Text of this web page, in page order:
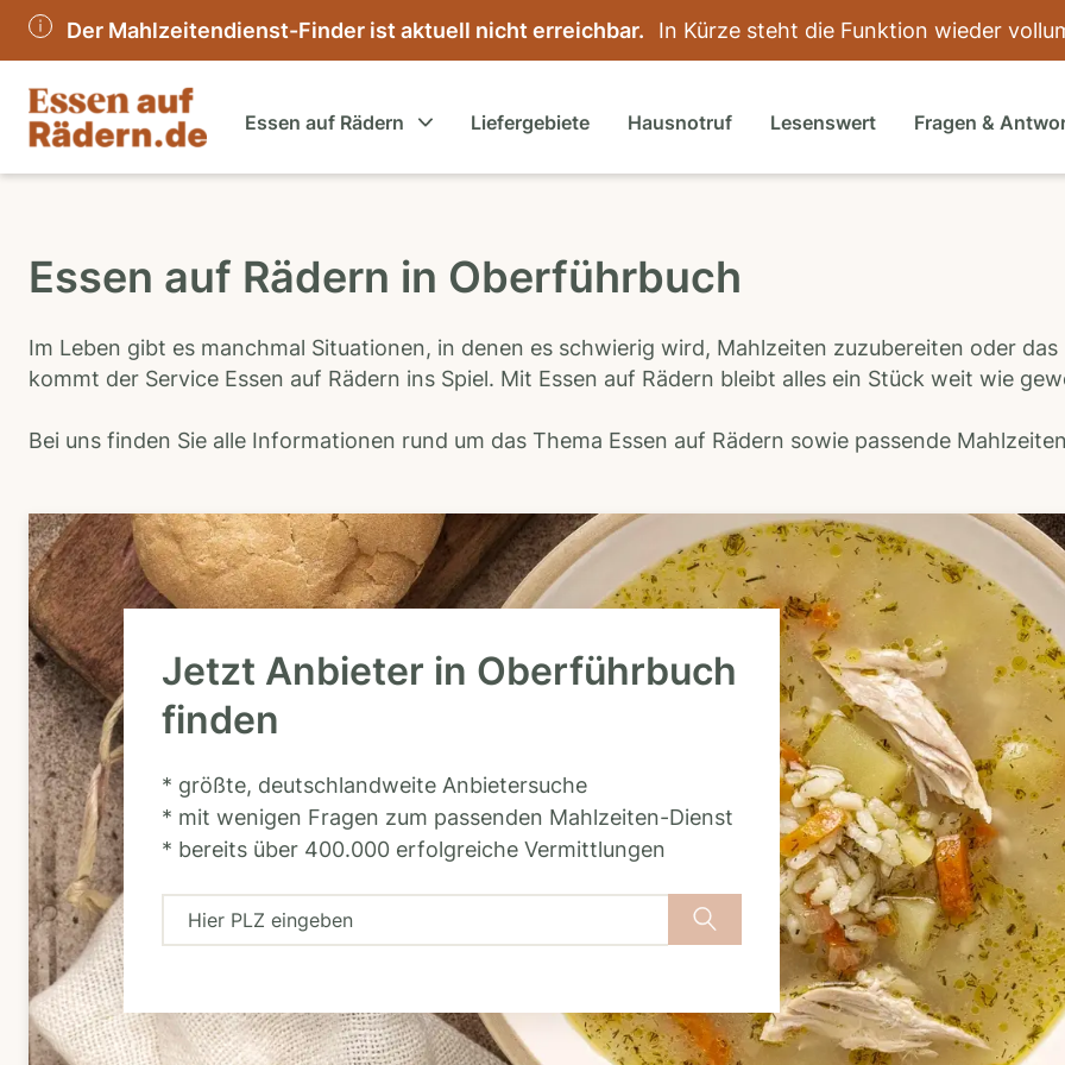
Der Mahlzeitendienst-Finder ist aktuell nicht erreichbar. In Kürze steht die Funktion wieder
Essen auf Rädern Liefergebiete Hausnotruf Lesenswert Fragen &
Essen auf Rädern in Oberführbuch
Im Leben gibt es manchmal Situationen, in denen es schwierig wird, Mahlzeiten zuzubereiten oder
kommt der Service Essen auf Rädern ins Spiel. Mit Essen auf Rädern bleibt alles ein Stück weit wie
Bei uns finden Sie alle Informationen rund um das Thema Essen auf Rädern sowie passende
Jetzt Anbieter in Oberführbuch
finden
* größte, deutschlandweite Anbietersuche
* mit wenigen Fragen zum passenden Mahlzeiten-Dienst
* bereits über 400.000 erfolgreiche Vermittlungen
H
r
P